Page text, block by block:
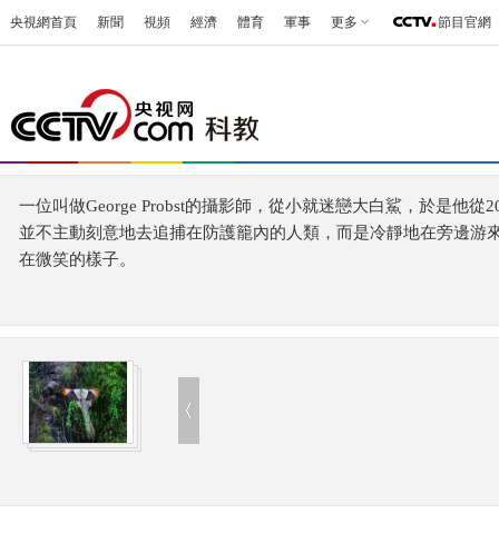
央視網首頁 新聞 視頻 經濟 體育 軍事 更多 節目官網
一位叫做George Probst的攝影師，從小就迷戀大白鯊，於是他
並不主動刻意地去追捕在防護籠內的人類，而是冷靜地在旁邊
在微笑的樣子。